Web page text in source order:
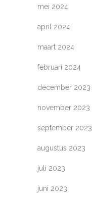
mei 2024
april 2024
maart 2024
februari 2024
december 2023
november 2023
september 2023
augustus 2023
juli 2023
juni 2023